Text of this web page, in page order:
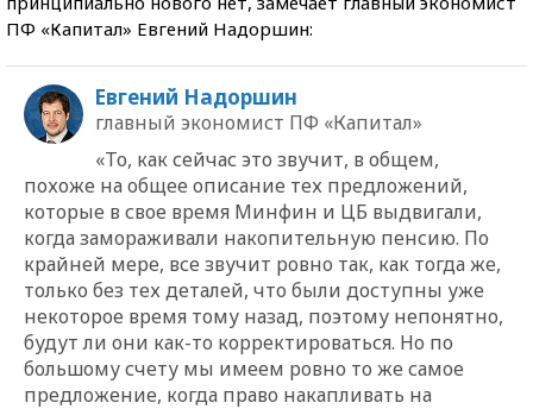
ПФ «Капитал» Евгений Надоршин:
Евгений Надоршин
главный экономист ПФ «Капитал»
«То, как сейчас это звучит, в общем,
похоже на общее описание тех предложений,
которые в свое время Минфин и ЦБ выдвигали,
когда замораживали накопительную пенсию. По
крайней мере, все звучит ровно так, как тогда же,
только без тех деталей, что были доступны уже
некоторое время тому назад, поэтому непонятно,
будут ли они как-то корректироваться. Но по
большому счету мы имеем ровно то же самое
предложение, когда право накапливать на